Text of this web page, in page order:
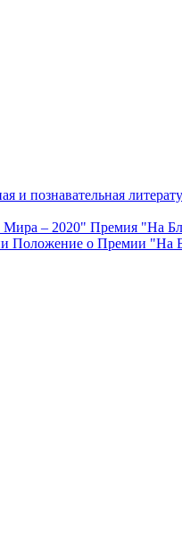
и познавательная
– 2020" Премия "На
Положение о Премии "На